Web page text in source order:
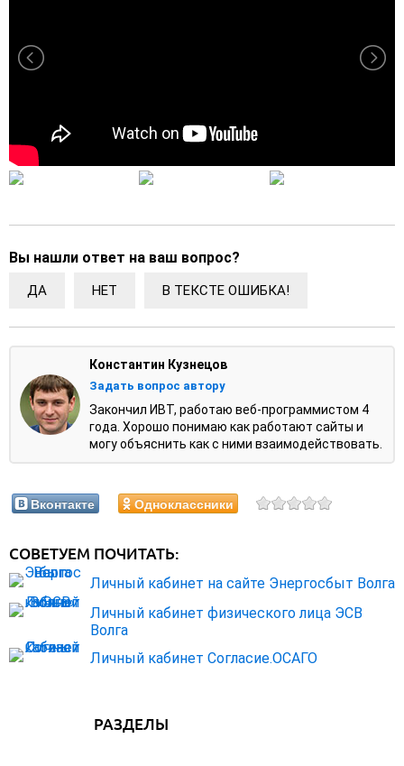
Вы нашли ответ на ваш вопрос?
ДА НЕТ В ТЕКСТЕ ОШИБКА!
Константин Кузнецов
Задать вопрос автору
Закончил ИВТ, работаю веб-программистом 4
года. Хорошо понимаю как работают сайты и
могу объяснить как с ними взаимодействовать.
Вконтакте Одноклассники
СОВЕТУЕМ ПОЧИТАТЬ:
Личный кабинет на сайте Энергосбыт Волга
Личный кабинет физического лица ЭСВ
Волга
Личный кабинет Согласие.ОСАГО
РАЗДЕЛЫ